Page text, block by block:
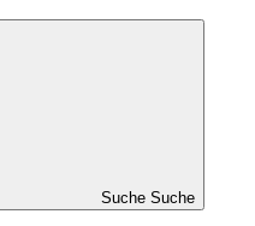
Suche Suche